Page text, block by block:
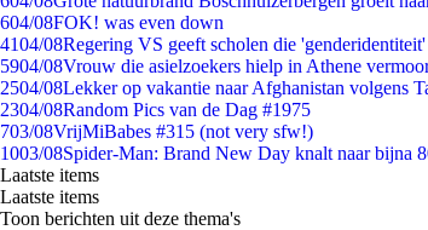
604/08FOK! was even down
4104/08Regering VS geeft scholen die
5904/08Vrouw die asielzoekers hielp in Athene
2504/08Lekker op vakantie naar Afghanistan volgens
2304/08Random Pics van de Dag #1975
703/08VrijMiBabes #315 (not very sfw!)
1003/08Spider-Man: Brand New Day knalt naar bijna
Laatste items
Laatste items
Toon berichten uit deze thema's